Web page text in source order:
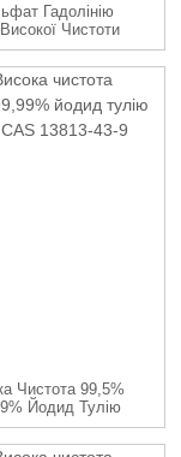
Гадолінію
Чистоти
99,99%...
Чистота 99,5%
Йодид Тулію
TmI3 CA...